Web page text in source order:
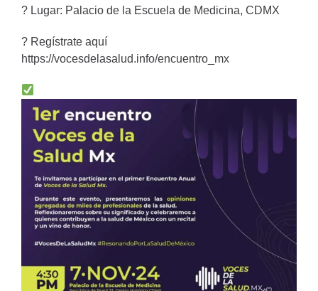
? Lugar: Palacio de la Escuela de Medicina, CDMX
? Regístrate aquí
https://vocesdelasalud.info/encuentro_mx